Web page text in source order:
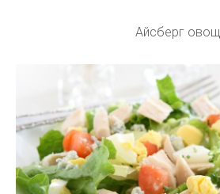
Айсберг овощ